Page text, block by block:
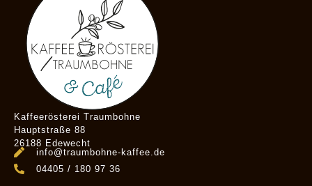
Kaffeerösterei Traumbohne
Hauptstraße 88
26188 Edewecht
info@traumbohne-kaffee.de
04405 / 180 97 36